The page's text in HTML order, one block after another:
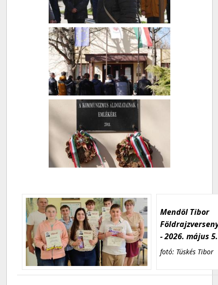
Mendöl Tibor
- 2026. május 5.
fotó: Tüskés Tibor